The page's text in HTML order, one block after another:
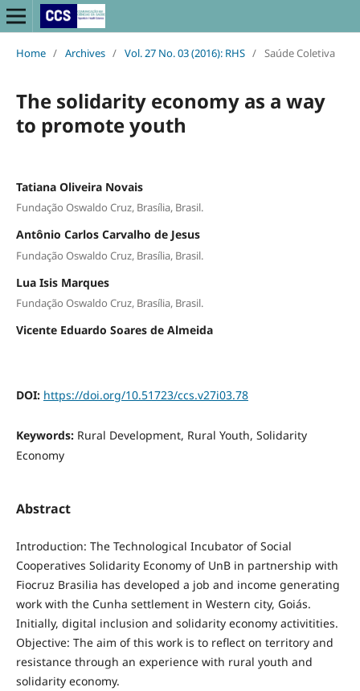
Home / Archives / Vol. 27 No. 03 (2016): RHS / Saúde Coletiva
The solidarity economy as a way
to promote youth
Tatiana Oliveira Novais
Fundação Oswaldo Cruz, Brasília, Brasil.
Antônio Carlos Carvalho de Jesus
Fundação Oswaldo Cruz, Brasília, Brasil.
Lua Isis Marques
Fundação Oswaldo Cruz, Brasília, Brasil.
Vicente Eduardo Soares de Almeida
DOI: https://doi.org/10.51723/ccs.v27i03.78
Keywords: Rural Development, Rural Youth, Solidarity
Economy
Abstract
Introduction: The Technological Incubator of Social
Cooperatives Solidarity Economy of UnB in partnership with
Fiocruz Brasilia has developed a job and income generating
work with the Cunha settlement in Western city, Goiás.
Initially, digital inclusion and solidarity economy activitities.
Objective: The aim of this work is to reflect on territory and
resistance through an experience with rural youth and
solidarity economy.